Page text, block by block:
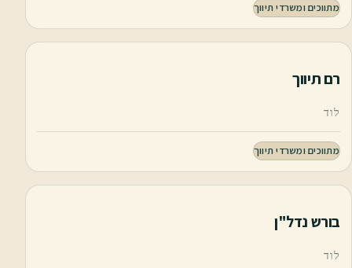
מתווכים ומשרדי תיווך
רם תיווך
לוד
מתווכים ומשרדי תיווך
בורש נדל"ן
לוד